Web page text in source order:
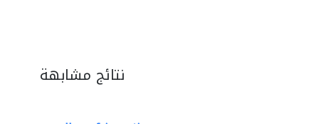
نتائج مشابهة